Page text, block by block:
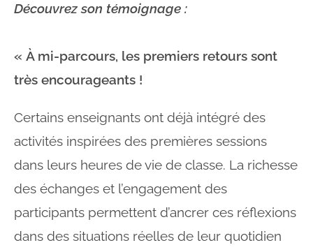
Découvrez son témoignage :
« À mi-parcours, les premiers retours sont
très encourageants !
Certains enseignants ont déjà intégré des
activités inspirées des premières sessions
dans leurs heures de vie de classe. La richesse
des échanges et l’engagement des
participants permettent d’ancrer ces réflexions
dans des situations réelles de leur quotidien